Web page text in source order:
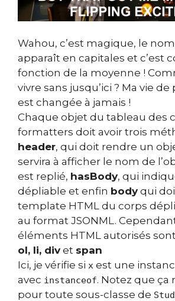
Wahou, c’est magique, le
apparaît en capitales et c’est
fonction de la moyenne !
vivre sans jusqu’ici ? Ma vie
est changée à jamais !
Chaque objet du tableau des
formatters doit avoir trois
header, qui doit rendre un
servira à afficher le nom de
est replié, hasBody, qui
dépliable et enfin body qui
template HTML du corps
au format JSONML.
éléments HTML autorisés sont
ol, li, div et span
Ici, je vérifie si x est une
avec instanceof. Notez que ça
pour toute sous-classe de